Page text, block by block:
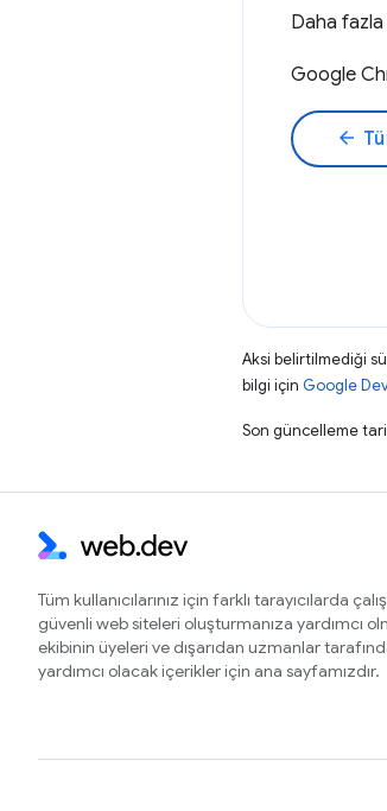
Daha fazla
Google
arrow_back
Aksi belirtilmediği
bilgi için Google
Son güncelleme
Tüm kullanıcılarınız için farklı tarayıcılarda
güvenli web siteleri oluşturmanıza yardımcı
ekibinin üyeleri ve dışarıdan uzmanlar
yardımcı olacak içerikler için ana sayfamızdır.